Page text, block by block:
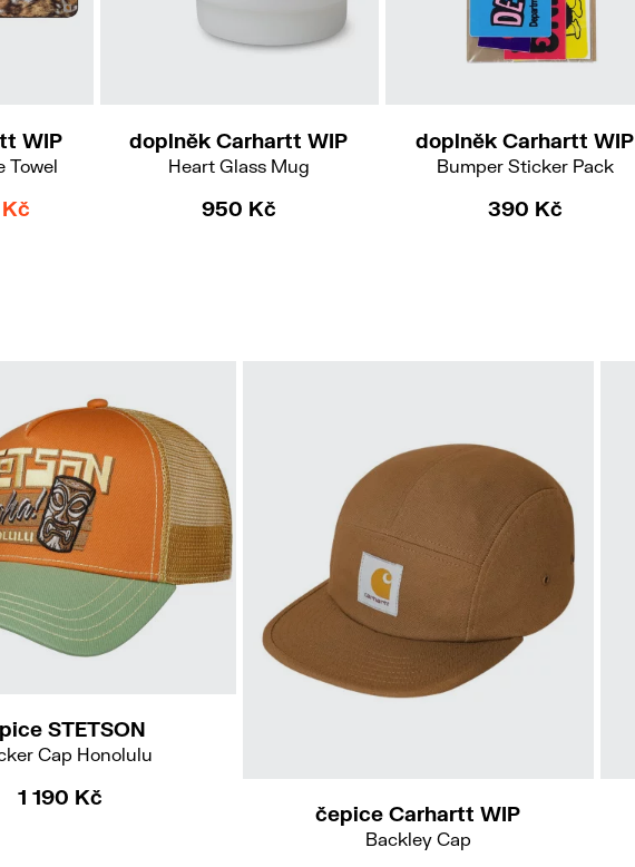
WIP
Towel
doplněk Carhartt WIP
Heart Glass Mug
950 Kč
doplněk Carhartt WIP
Bumper Sticker Pack
390 Kč
STETSON
Cap Honolulu
1 190 Kč
čepice Carhartt WIP
Backley Cap